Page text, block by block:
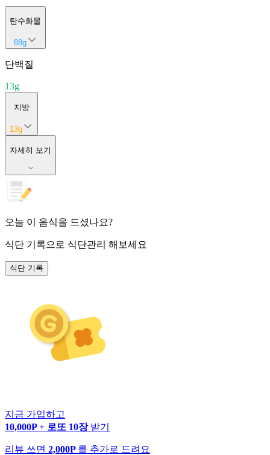
탄수화물
88g
단백질
13g
지방
13g
자세히 보기
오늘 이 음식을 드셨나요?
식단 기록으로 식단관리 해보세요
식단 기록
지금 가입하고
10,000P + 로또 10장 받기
리뷰 쓰면 2,000P 를 추가로 드려요